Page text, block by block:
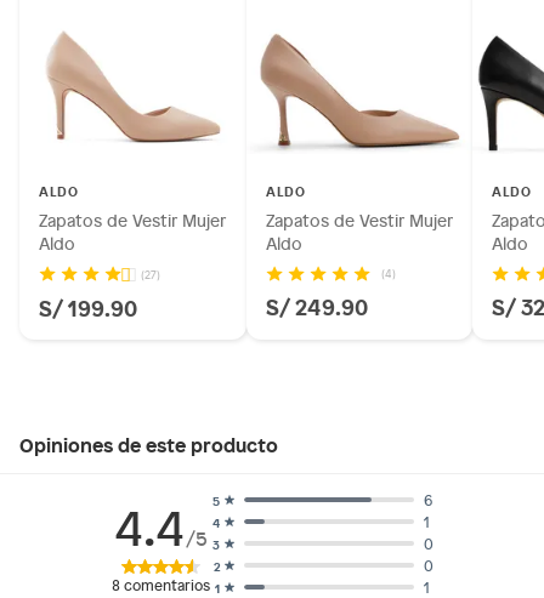
ALDO
Zapatos de Vestir Mujer
Aldo
(27)
S/ 199.90
ALDO
Zapatos de Vestir Mujer
Aldo
(4)
S/ 249.90
ALDO
Aldo
S/
Opiniones de este producto
4.4/5
8 comentarios 1 1
2 0
3 0
4 1
5 6